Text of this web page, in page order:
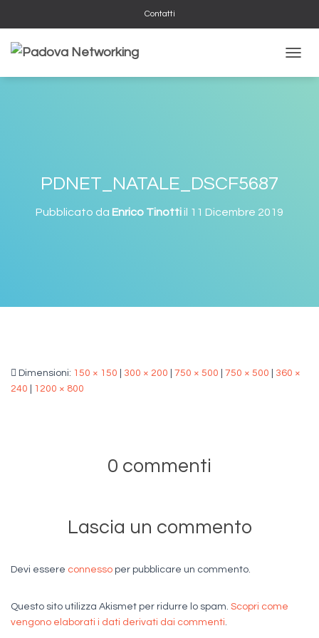
Contatti
PDNET_NATALE_DSCF5687
Pubblicato da Enrico Tinottiil 11 Dicembre 2019
Dimensioni: 150 × 150 300 × 200 750 × 500 750 × 500
360 ×
240
1200 × 800
0 commenti
Lascia un commento
Devi essere connesso per pubblicare un commento.
Questo sito utilizza Akismet per ridurre lo spam. Scopri come
vengono elaborati i dati derivati dai commenti.